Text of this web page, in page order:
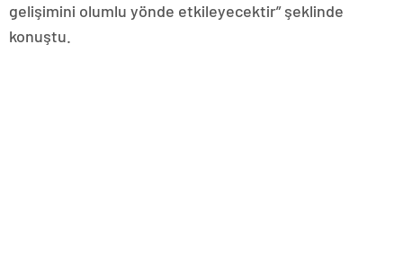
gelişimini olumlu yönde etkileyecektir” şeklinde
konuştu.